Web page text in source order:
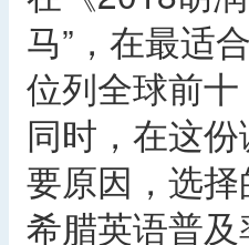
马”，在最适
位列全球前
同时，在这
要原因，选
希腊英语普及